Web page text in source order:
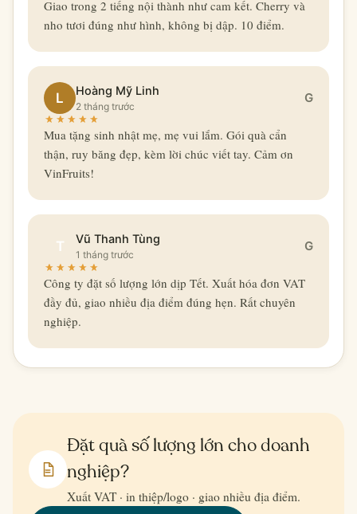
Giao trong 2 tiếng nội thành như cam kết. Cherry và
nho tươi đúng như hình, không bị dập. 10 điểm.
L Hoàng Mỹ Linh
2 tháng trước
G
Mua tặng sinh nhật mẹ, mẹ vui lắm. Gói quà cẩn
thận, ruy băng đẹp, kèm lời chúc viết tay. Cảm ơn
VinFruits!
T Vũ Thanh Tùng
1 tháng trước
G
Công ty đặt số lượng lớn dịp Tết. Xuất hóa đơn VAT
đầy đủ, giao nhiều địa điểm đúng hẹn. Rất chuyên
nghiệp.
Đặt quà số lượng lớn cho doanh
nghiệp?
Xuất VAT · in thiệp/logo · giao nhiều địa điểm.